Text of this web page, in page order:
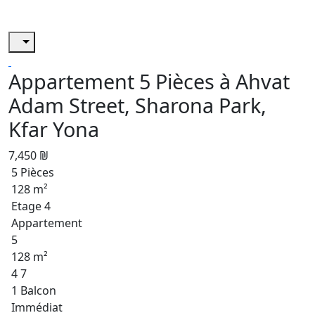
Appartement 5 Pièces à Ahvat
Adam Street, Sharona Park,
Kfar Yona
7,450 ₪
5 Pièces
128 m²
Etage 4
Appartement
5
128 m²
4 7
1 Balcon
Immédiat